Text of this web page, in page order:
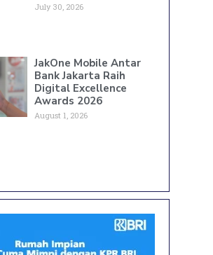
July 30, 2026
JakOne Mobile Antar
Bank Jakarta Raih
Digital Excellence
Awards 2026
August 1, 2026